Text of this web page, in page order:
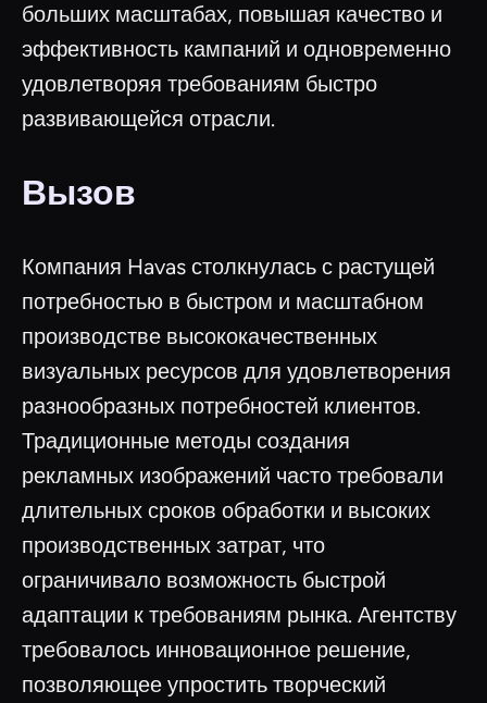
больших масштабах, повышая качество и
эффективность кампаний и одновременно
удовлетворяя требованиям быстро
развивающейся отрасли.
Вызов
Компания Havas столкнулась с растущей
потребностью в быстром и масштабном
производстве высококачественных
визуальных ресурсов для удовлетворения
разнообразных потребностей клиентов.
Традиционные методы создания
рекламных изображений часто требовали
длительных сроков обработки и высоких
производственных затрат, что
ограничивало возможность быстрой
адаптации к требованиям рынка. Агентству
требовалось инновационное решение,
позволяющее упростить творческий